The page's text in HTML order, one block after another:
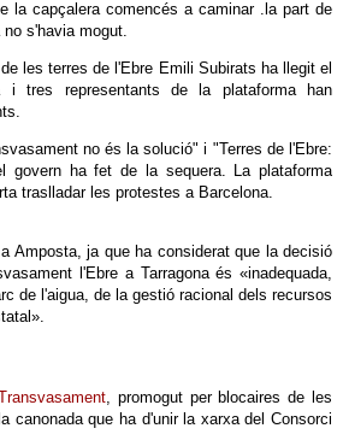
la capçalera comencés a caminar .la part de
s'havia mogut.
les terres de l'Ebre Emili Subirats ha llegit el
tres representants de la plataforma han
no és la solució" i "Terres de l'Ebre:
govern ha fet de la sequera. La plataforma
traslladar les protestes a Barcelona.
Amposta, ja que ha considerat que la decisió
l'Ebre a Tarragona és «inadequada,
de l'aigua, de la gestió racional dels recursos
, promogut per blocaires de les
canonada que ha d'unir la xarxa del Consorci